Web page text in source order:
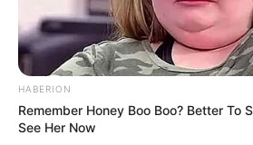
HABERION
Remember Honey Boo Boo? Better To
See Her Now